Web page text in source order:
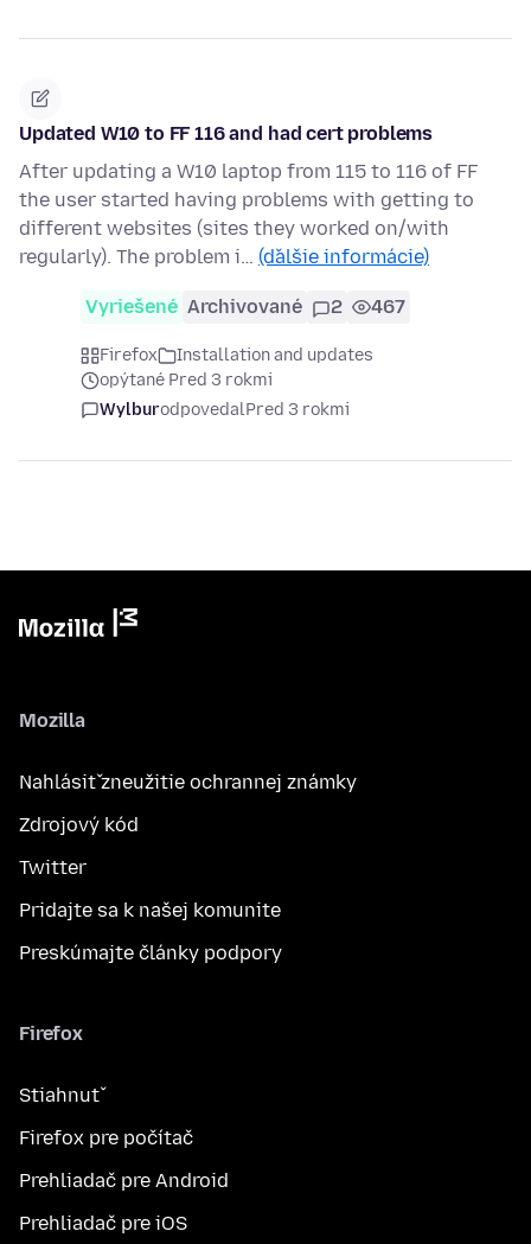
Updated W10 to FF 116 and had cert problems
After updating a W10 laptop from 115 to 116 of FF
the user started having problems with getting to
different websites (sites they worked on/with
regularly). The problem i… (ďalšie informácie)
Vyriešené Archivované 2 467
Firefox
Installation and updates
opýtané Pred 3 rokmi
WylburodpovedalPred 3 rokmi
Mozilla
Nahlásiť zneužitie ochrannej známky
Zdrojový kód
Twitter
Pridajte sa k našej komunite
Preskúmajte články podpory
Firefox
Stiahnuť
Firefox pre počítač
Prehliadač pre Android
Prehliadač pre iOS